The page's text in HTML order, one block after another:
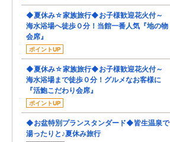
◆夏休み☆家族旅行◆お子様歓迎花火付～
海水浴場へ徒歩０分！当館一番人気『地の物
会席』
ポイントUP
◆夏休み☆家族旅行◆お子様歓迎花火付～
海水浴場まで徒歩０分！グルメなお客様に
『活鮑こだわり会席』
ポイントUP
◆お盆特別プランスタンダード◆皆生温泉で
湯ったりと♪夏休み旅行